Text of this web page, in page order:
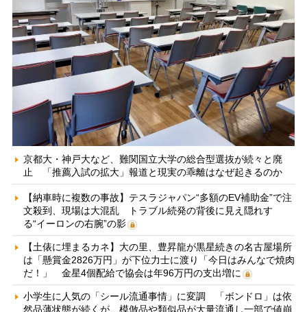
京都大・神戸大など、難関国立大学の総合型選抜が続々と廃
止 「推薦入試の拡大」報道と現実の乖離はなぜ起きるのか
【納車時に複数の事故】テスラジャパン“多額のEV補助金”で注
文殺到、現場は大混乱 トラブル続発の背後に見え隠れす
る“イーロンの右腕”の影
【土俵に埋まるカネ】大の里、豊昇龍が黒星続きの名古屋場所
は「懸賞金2826万円」が下位力士に渡り「今日はみんなで焼肉
だ！」 金星4個配給で協会は年96万円の支出増に
小学生に人気の「シール流通事情」に変調 「ボンドロ」は依
然品薄状態が続くが、模倣品や類似品が大量流通し一部で値崩